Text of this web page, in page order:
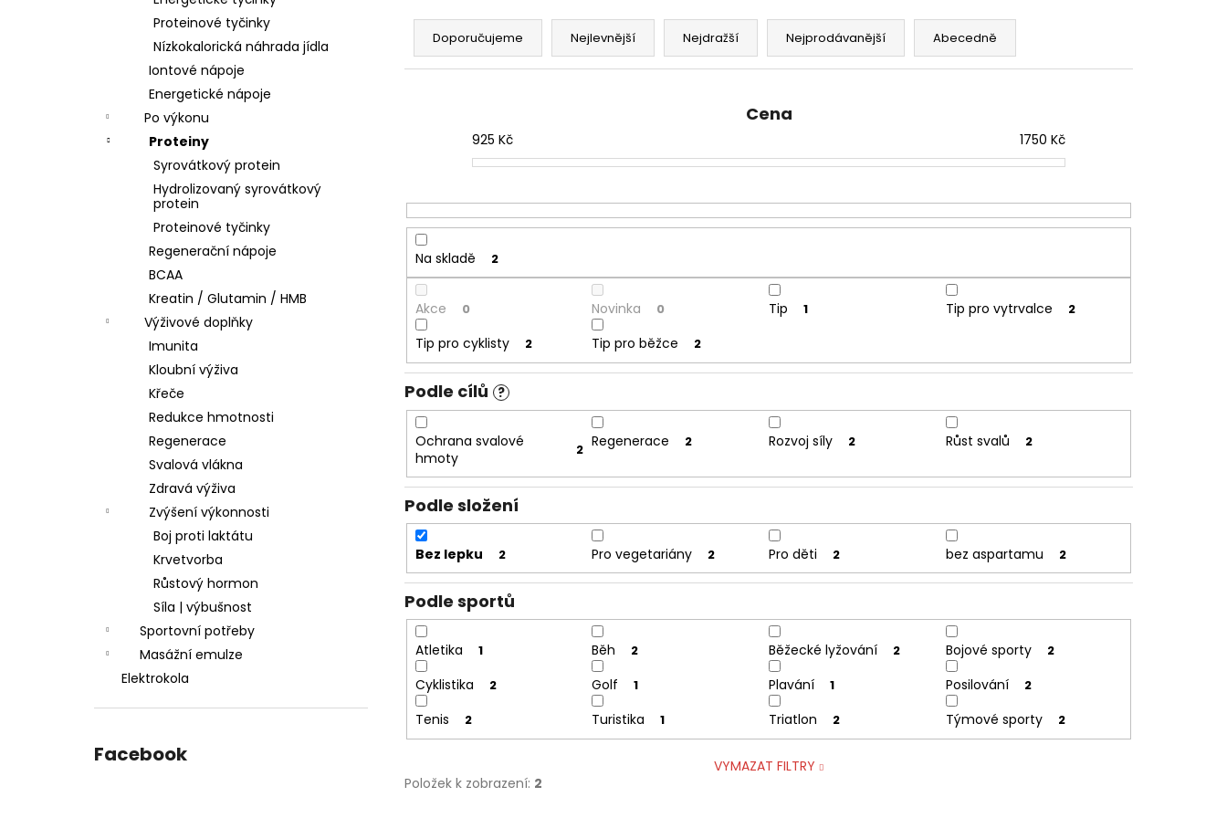
Proteinové tyčinky
Nízkokalorická náhrada jídla
Iontové nápoje
Energetické nápoje
Po výkonu
Proteiny
Syrovátkový protein
Hydrolizovaný syrovátkový
protein
Proteinové tyčinky
Regenerační nápoje
BCAA
Kreatin / Glutamin / HMB
Výživové doplňky
Imunita
Kloubní výživa
Křeče
Redukce hmotnosti
Regenerace
Svalová vlákna
Zdravá výživa
Zvýšení výkonnosti
Boj proti laktátu
Krvetvorba
Růstový hormon
Síla | výbušnost
Sportovní potřeby
Masážní emulze
Elektrokola
Facebook
Ř
z
o
d
u
k
ů
Doporučujeme Nejlevnější Nejdražší Nejprodávanější Abecedně
Cena
925 Kč 1750 Kč
Na skladě 2
Akce 0 Novinka 0 Tip 1 Tip pro vytrvalce 2
Tip pro cyklisty 2 Tip pro běžce 2
Podle cílů ?
Ochrana svalové
hmoty
2 Regenerace 2 Rozvoj síly 2 Růst svalů 2
Podle složení
Bez lepku 2 Pro vegetariány 2 Pro děti 2 bez aspartamu 2
Podle sportů
Atletika 1 Běh 2 Běžecké lyžování 2 Bojové sporty 2
Cyklistika 2 Golf 1 Plavání 1 Posilování 2
Tenis 2 Turistika 1 Triatlon 2 Týmové sporty 2
VYMAZAT FILTRY
Položek k zobrazení: 2